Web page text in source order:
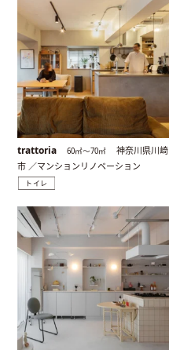
trattoria 60㎡〜70㎡
神奈川県川崎
市 ／マンションリノベーション
トイレ